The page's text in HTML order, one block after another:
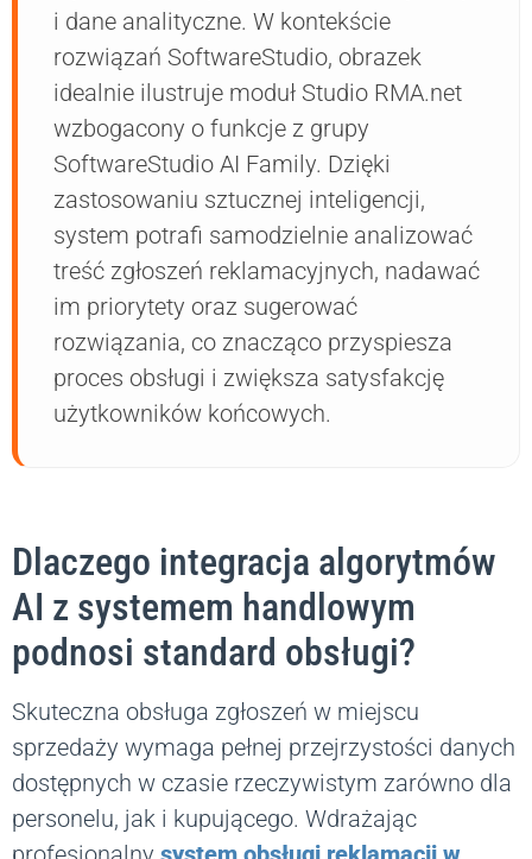
i dane analityczne. W kontekście
rozwiązań SoftwareStudio, obrazek
idealnie ilustruje moduł Studio RMA.net
wzbogacony o funkcje z grupy
SoftwareStudio AI Family. Dzięki
zastosowaniu sztucznej inteligencji,
system potrafi samodzielnie analizować
treść zgłoszeń reklamacyjnych, nadawać
im priorytety oraz sugerować
rozwiązania, co znacząco przyspiesza
proces obsługi i zwiększa satysfakcję
użytkowników końcowych.
Dlaczego integracja algorytmów
AI z systemem handlowym
podnosi standard obsługi?
Skuteczna obsługa zgłoszeń w miejscu
sprzedaży wymaga pełnej przejrzystości danych
dostępnych w czasie rzeczywistym zarówno dla
personelu, jak i kupującego. Wdrażając